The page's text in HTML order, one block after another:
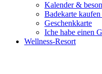
Kalender &
Badekarte
Geschenkkarte
Iche habe einen
Wellness-Resort